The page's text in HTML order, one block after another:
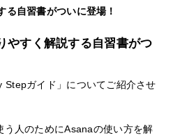
自習書がついに登場！
やすく解説する自習書がつ
ガイド」についてご紹介させ
人のためにAsanaの使い方を解